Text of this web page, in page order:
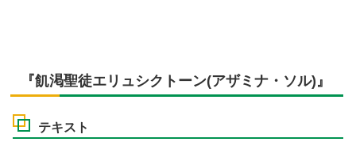
『飢渇聖徒エリュシクトーン(アザミナ・ソル)』
テキスト